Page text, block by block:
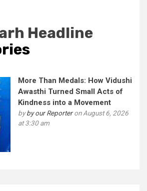
Headline
More Than Medals: How Vidushi
Awasthi Turned Small Acts of
Kindness into a Movement
byby our Reporteron August 6, 2026
at 3:30 am